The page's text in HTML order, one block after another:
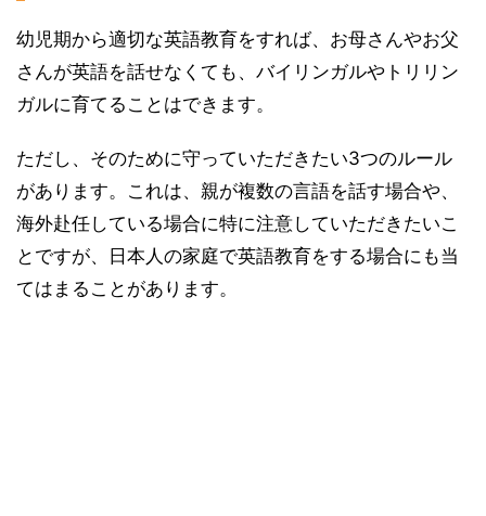
幼児期から適切な英語教育をすれば、お母さんやお父
さんが英語を話せなくても、バイリンガルやトリリン
ガルに育てることはできます。
ただし、そのために守っていただきたい3つのルール
があります。これは、親が複数の言語を話す場合や、
海外赴任している場合に特に注意していただきたいこ
とですが、日本人の家庭で英語教育をする場合にも当
てはまることがあります。